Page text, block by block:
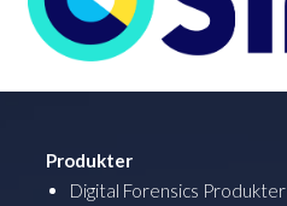
Produkter
Digital Forensics Produkter